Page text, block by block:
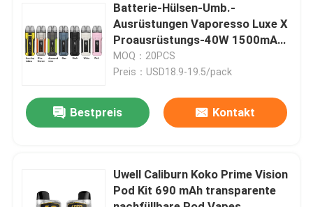
Qualitätskontrolle
Fordern Sie ein Zitat
Wegwerfhülse Vapes
Batterie-Hülsen-Umb.-
Ausrüstungen Vaporesso Luxe X
Proausrüstungs-40W 1500mAh
eingebaute
MOQ：20PCS
Preis：USD18.9-19.5/pack
Bestpreis Kontakt
Uwell Caliburn Koko Prime Vision
Pod Kit 690 mAh transparente